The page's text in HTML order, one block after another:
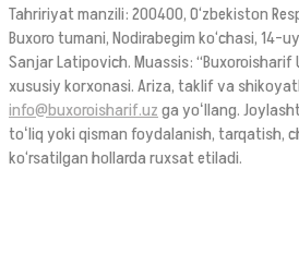
Tahririyat manzili: 200400, O‘zbekiston
Buxoro tumani, Nodirabegim ko‘chasi, 14-
Sanjar Latipovich. Muassis: “Buxoroisharif
xususiy korxonasi. Ariza, taklif va
info@buxoroisharif.uzga yoʻllang.
toʻliq yoki qisman foydalanish, tarqatish,
ko‘rsatilgan hollarda ruxsat etiladi.